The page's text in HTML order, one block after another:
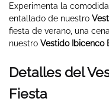
Experimenta la
entallado de nuestro
fiesta de verano, una
nuestro Vestido Ibicenco
Detalles del
Fiesta